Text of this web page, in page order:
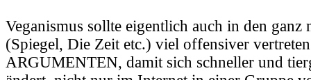
Veganismus sollte eigentlich auch in den ganz
(Spiegel, Die Zeit etc.) viel offensiver
ARGUMENTEN, damit sich schneller und